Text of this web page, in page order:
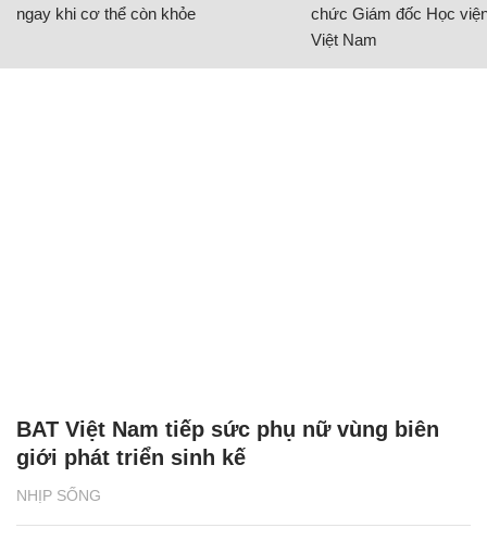
ngay khi cơ thể còn khỏe
chức Giám đốc Học
Việt Nam
NHỊP SỐNG
BAT Việt Nam tiếp sức phụ nữ vùng biên
giới phát triển sinh kế